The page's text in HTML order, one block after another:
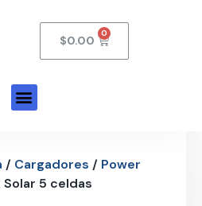
$0.00
/ Cargadores / Power
Solar 5 celdas